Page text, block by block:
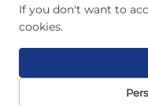
Kopiereg © 2026 Nanjing
If you don't want to
cookies.